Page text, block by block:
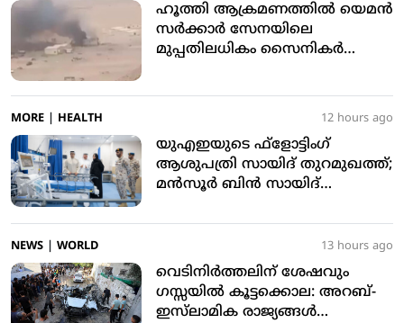
ഹൂത്തി ആക്രമണത്തില്‍ യെമന്‍
സര്‍ക്കാര്‍ സേനയിലെ
മുപ്പതിലധികം സൈനികര്‍
MORE HEALTH 12 hours ago
യുഎഇയുടെ ഫ്‌ളോട്ടിംഗ്
ആശുപത്രി സായിദ് തുറമുഖത്ത്;
മന്‍സൂര്‍ ബിന്‍ സായിദ്
NEWS WORLD 13 hours ago
വെടിനിര്‍ത്തലിന് ശേഷവും
ഗസ്സയില്‍ കൂട്ടക്കൊല: അറബ്-
ഇസ്‌ലാമിക രാജ്യങ്ങള്‍